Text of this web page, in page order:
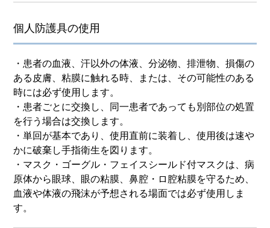
個人防護具の使用
・患者の血液、汗以外の体液、分泌物、排泄物、損傷の
ある皮膚、粘膜に触れる時、または、その可能性のある
時には必ず使用します。
・患者ごとに交換し、同一患者であっても別部位の処置
を行う場合は交換します。
・単回が基本であり、使用直前に装着し、使用後は速や
かに破棄し手指衛生を図ります。
・マスク・ゴーグル・フェイスシールド付マスクは、病
原体から眼球、眼の粘膜、鼻腔・ロ腔粘膜を守るため、
血液や体液の飛沫が予想される場面では必ず使用しま
す。